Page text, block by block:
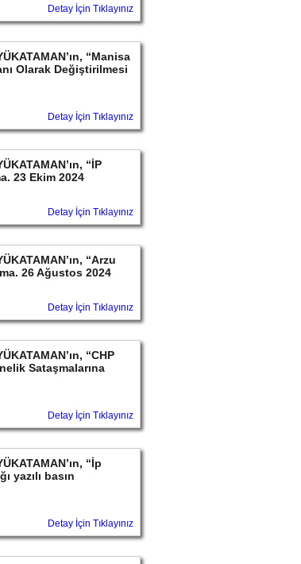
Detay İçin Tıklayınız
“Manisa
Olarak Değiştirilmesi
Detay İçin Tıklayınız
“İP
23 Ekim 2024
Detay İçin Tıklayınız
“Arzu
26 Ağustos 2024
Detay İçin Tıklayınız
“CHP
Sataşmalarına
Detay İçin Tıklayınız
“İp
yazılı basın
Detay İçin Tıklayınız